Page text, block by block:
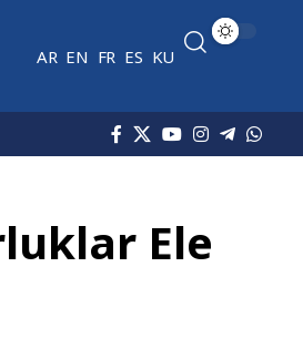
AR EN FR ES KU
Ele